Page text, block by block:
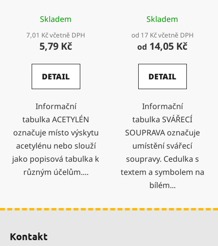
Skladem
7,01 Kč včetně DPH
5,79 Kč
DETAIL
Informační
tabulka ACETYLÉN
označuje místo výskytu
acetylénu nebo slouží
jako popisová tabulka k
různým účelům....
Skladem
od 17 Kč včetně DPH
od 14,05 Kč
DETAIL
Informační
tabulka SVÁŘECÍ
SOUPRAVA označuje
umístění svářecí
soupravy. Cedulka s
textem a symbolem na
bílém...
Kontakt